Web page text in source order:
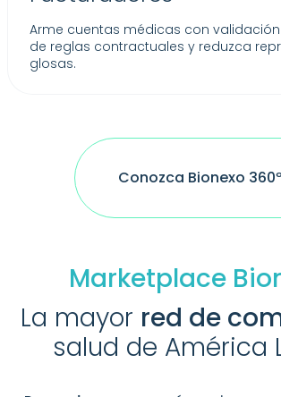
Arme cuentas médicas con
de reglas contractuales y reduzca
glosas.
Conozca Bionexo 360º
Marketplace
La mayor red de
salud de América